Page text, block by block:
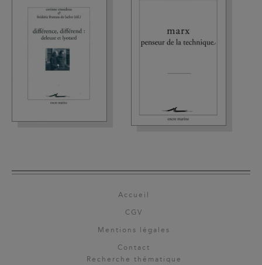
Accueil
CGV
Mentions légales
Contact
Recherche thématique